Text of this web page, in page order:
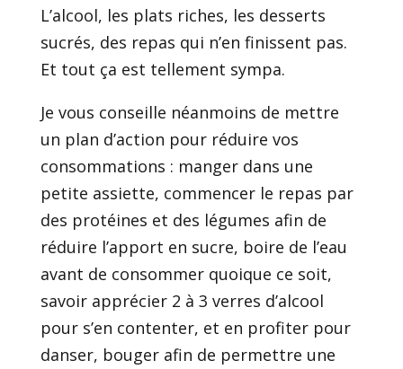
L’alcool, les plats riches, les desserts
sucrés, des repas qui n’en finissent pas.
Et tout ça est tellement sympa.
Je vous conseille néanmoins de mettre
un plan d’action pour réduire vos
consommations : manger dans une
petite assiette, commencer le repas par
des protéines et des légumes afin de
réduire l’apport en sucre, boire de l’eau
avant de consommer quoique ce soit,
savoir apprécier 2 à 3 verres d’alcool
pour s’en contenter, et en profiter pour
danser, bouger afin de permettre une